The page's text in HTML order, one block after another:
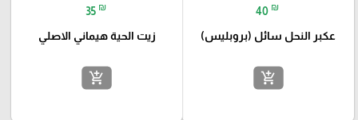
40 ₪
عكبر النحل سائل (بروبليس)
add_shopping_cart
35 ₪
زيت الحية هيماني الاصلي
add_shopping_cart